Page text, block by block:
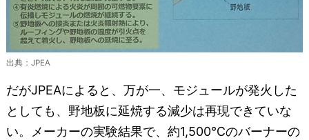
出典：JPEA
だがJPEAによると、万が一、モジュールが発火した
としても、野地板に延焼する減少は再現できていな
い。メーカーの実験結果で、約1,500℃のバーナーの